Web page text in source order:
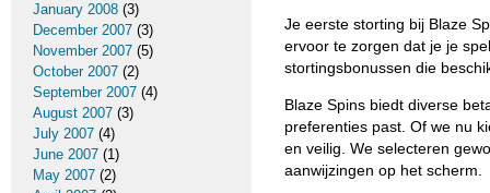
Je eerste storting bij Blaze
ervoor te zorgen dat je je
stortingsbonussen die
Blaze Spins biedt diverse
preferenties past. Of we nu
en veilig. We selecteren
aanwijzingen op het scherm.
January 2008 (3)
December 2007 (3)
November 2007 (5)
October 2007 (2)
September 2007 (4)
August 2007 (3)
July 2007 (4)
June 2007 (1)
May 2007 (2)